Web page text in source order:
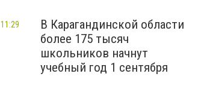
В Карагандинской области
более 175 тысяч
школьников начнут
учебный год 1 сентября
11:29